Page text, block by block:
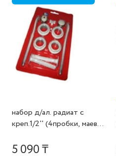
набор д/ал. радиат с
креп.1/2'' (4пробки, маев.,
5 090 ₸